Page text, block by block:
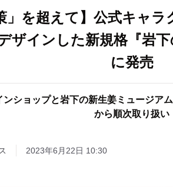
」を超えて】公式キャ
ザインした新規格『岩
に発売
ショップと岩下の新生姜ミュージア
から順次取り扱い
2023年6月22日 10:30